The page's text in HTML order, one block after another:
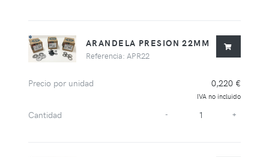
ARANDELA PRESION 22MM
Referencia: APR22
Precio por unidad 0,220 €
IVA no incluido
Cantidad - +